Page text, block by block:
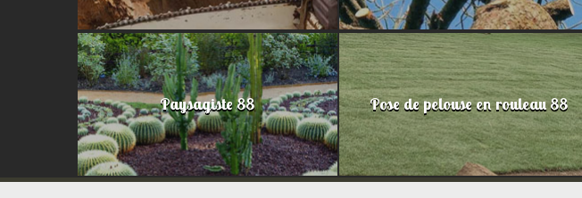
Paysagiste 88 Pose de pelouse en rouleau 88